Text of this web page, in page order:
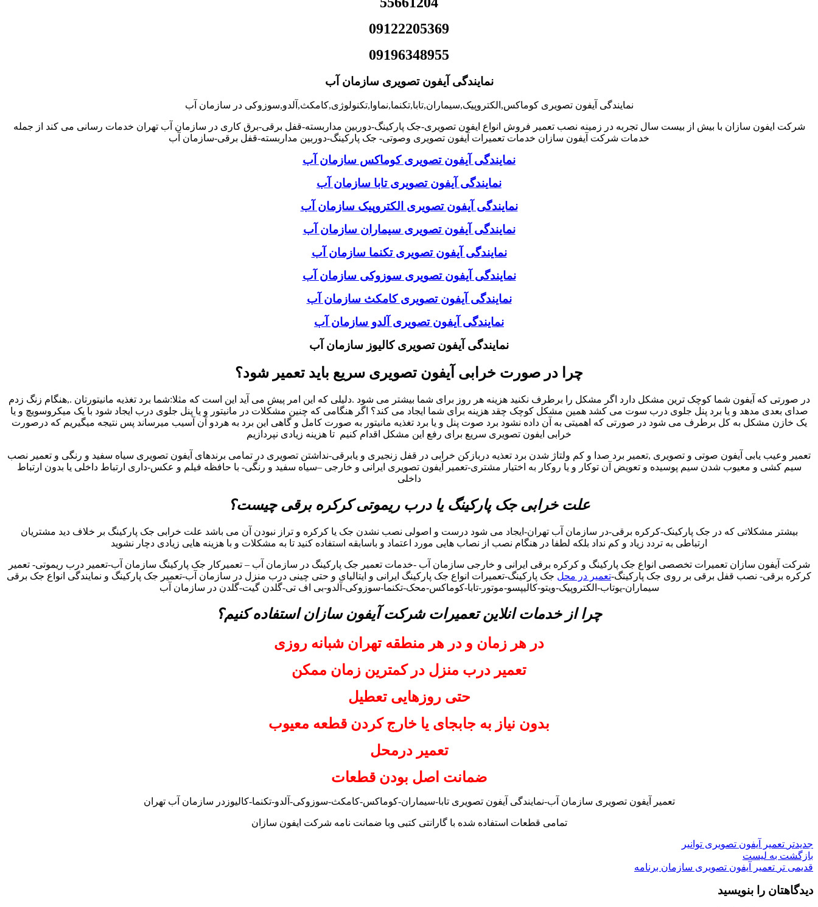
09122205369
09196348955
نمایندگی آیفون تصویری سازمان آب
نمایندگی آیفون تصویری کوماکس,الکتروپیک,سیماران,تابا,تکنما,نماوا,تکنولوژی,کامکث,آلدو,سوزوکی در سازمان آب
شرکت ایفون سازان با بیش از بیست سال تجربه در زمینه نصب تعمیر فروش انواع ایفون تصویری-جک پارکینگ-دوربین مداربسته-قفل برقی-برق کاری در سازمان آب تهران خدمات رسانی می کند از جمله
خدمات شرکت آیفون سازان خدمات تعمیرات آیفون تصویری وصوتی- جک پارکینگ-دوربین مداربسته-قفل برقی-سازمان آب
نمایندگی آیفون تصویری کوماکس سازمان آب
نمایندگی آیفون تصویری تابا سازمان آب
نمایندگی آیفون تصویری الکتروپیک سازمان آب
نمایندگی آیفون تصویری سیماران سازمان آب
نمایندگی آیفون تصویری تکنما سازمان آب
نمایندگی آیفون تصویری سوزوکی سازمان آب
نمایندگی آیفون تصویری کامکث سازمان آب
نمایندگی آیفون تصویری آلدو سازمان آب
نمایندگی آیفون تصویری کالیوز سازمان آب
چرا در صورت خرابی آیفون تصویری سریع باید تعمیر شود؟
در صورتی که آیفون شما کوچک ترین مشکل دارد اگر مشکل را برطرف نکنید هزینه هر روز برای شما بیشتر می شود .دلیلی که این امر پیش می آید این است که مثلا:شما برد تغذیه مانیتورتان .,هنگام زنگ زدم
صدای بعدی مدهد و یا برد پنل جلوی درب سوت می کشد همین مشکل کوچک چقد هزینه برای شما ایجاد می کند؟ اگر هنگامی که چنین مشکلات در مانیتور و یا پنل جلوی درب ایجاد شود با یک میکروسویچ و یا
یک خازن مشکل به کل برطرف می شود در صورتی که اهمیتی به آن داده نشود برد صوت پنل و یا برد تغذیه مانیتور به صورت کامل و گاهی این برد به هردو آن آسیب میرساند پس نتیجه میگیریم که درصورت
خرابی ایفون تصویری سریع برای رفع این مشکل اقدام کنیم تا هزینه زیادی نپردازیم
تعمیر وعیب یابی آیفون صوتی و تصویری ,تعمیر برد صدا و کم ولتاژ شدن برد تعذیه دربازکن خرابی در قفل زنجیری و یابرقی-نداشتن تصویری در تمامی برندهای آیفون تصویری سیاه سفید و رنگی و تعمیر نصب
سیم کشی و معیوب شدن سیم پوسیده و تعویض آن توکار و یا روکار به اختیار مشتری-تعمیر آیفون تصویری ایرانی و خارجی –سیاه سفید و رنگی- با حافظه فیلم و عکس-داری ارتباط داخلی یا بدون ارتباط
داخلی
علت خرابی جک پارکینگ یا درب ریموتی کرکره برقی چیست؟
بیشتر مشکلاتی که در جک پارکینک-کرکره برقی-در سازمان آب تهران-ایجاد می شود درست و اصولی نصب نشدن جک یا کرکره و تراز نبودن آن می باشد علت خرابی جک پارکینگ بر خلاف دید مشتریان
ارتباطی به تردد زیاد و کم نداد بلکه لطفا در هنگام نصب از نصاب هایی مورد اعتماد و باسابقه استفاده کنید تا به مشکلات و با هزینه هایی زیادی دچار نشوید
شرکت آیفون سازان تعمیرات تخصصی انواع جک پارکینگ و کرکره برقی ایرانی و خارجی سازمان آب -خدمات تعمیر جک پارکینگ در سازمان آب – تعمیرکار جک پارکینگ سازمان آب-تعمیر درب ریموتی- تعمیر
کرکره برقی- نصب قفل برقی بر روی جک پارکینگ-تعمیر در محل جک پارکینگ-تعمیرات انواع جک پارکینگ ایرانی و ایتالیای و حتی چینی درب منزل در سازمان آب-تعمیر جک پارکینگ و نمایندگی انواع جک برقی
سیماران-یوتاب-الکتروپیک-ویتو-کالیپسو-موتور-تابا-کوماکس-محک-تکنما-سوزوکی-آلدو-بی اف تی-گلدن گیت-گلدن در سازمان آب
چرا از خدمات انلاین تعمیرات شرکت آیفون سازان استفاده کنیم؟
در هر زمان و در هر منطقه تهران شبانه روزی
تعمیر درب منزل در کمترین زمان ممکن
حتی روزهایی تعطیل
بدون نیاز به جابجای یا خارج کردن قطعه معیوب
تعمیر درمحل
ضمانت اصل بودن قطعات
تعمیر آیفون تصویری سازمان آب-نمایندگی آیفون تصویری تابا-سیماران-کوماکس-کامکث-سوزوکی-آلدو-تکنما-کالیوزدر سازمان آب تهران
تمامی قطعات استفاده شده با گارانتی کتبی وبا ضمانت نامه شرکت ایفون سازان
جدیدتر تعمیر آیفون تصویری توانیر
بازگشت به لیست
قدیمی تر تعمیر آیفون تصویری سازمان برنامه
دیدگاهتان را بنویسید